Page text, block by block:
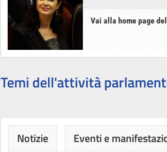
Vai alla home page
Temi dell'attività
Notizie Eventi e